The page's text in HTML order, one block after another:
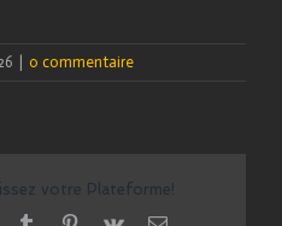
0 commentaire
votre Plateforme!